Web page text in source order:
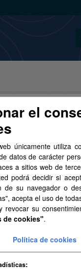
de
MDT Licencias:
Digital de Terreno
el
únicamente utiliza
datos de carácter
a sitios web de
podrá decidir si
de su navegador o
acepta el uso de
revocar su
de cookies".
Política de cookies